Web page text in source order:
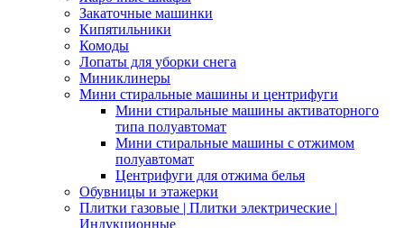
Закаточные машинки
Кипятильники
Комоды
Лопаты для уборки снега
Миниклинеры
Мини стиральные машины и центрифуги
Мини стиральные машины активаторного
типа полуавтомат
Мини стиральные машины с отжимом
полуавтомат
Центрифуги для отжима белья
Обувницы и этажерки
Плитки газовые | Плитки электрические |
Индукционные